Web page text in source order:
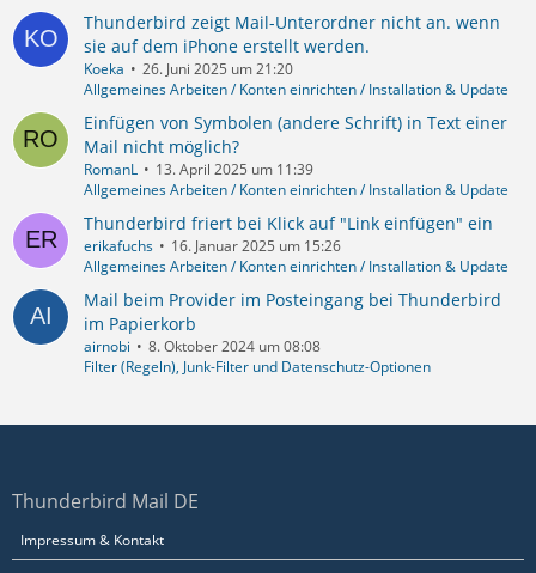
Thunderbird zeigt Mail-Unterordner nicht an. wenn
sie auf dem iPhone erstellt werden.
Koeka
26. Juni 2025 um 21:20
Allgemeines Arbeiten / Konten einrichten / Installation & Update
Einfügen von Symbolen (andere Schrift) in Text einer
Mail nicht möglich?
RomanL
13. April 2025 um 11:39
Allgemeines Arbeiten / Konten einrichten / Installation & Update
Thunderbird friert bei Klick auf "Link einfügen" ein
erikafuchs
16. Januar 2025 um 15:26
Allgemeines Arbeiten / Konten einrichten / Installation & Update
Mail beim Provider im Posteingang bei Thunderbird
im Papierkorb
airnobi
8. Oktober 2024 um 08:08
Filter (Regeln), Junk-Filter und Datenschutz-Optionen
Thunderbird Mail DE
Impressum & Kontakt